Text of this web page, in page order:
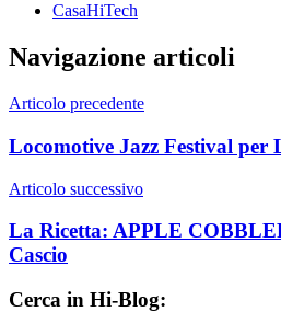
CasaHiTech
Navigazione articoli
Articolo precedente
Locomotive Jazz Festival per
Articolo successivo
La Ricetta: APPLE
Cascio
Cerca in Hi-Blog: